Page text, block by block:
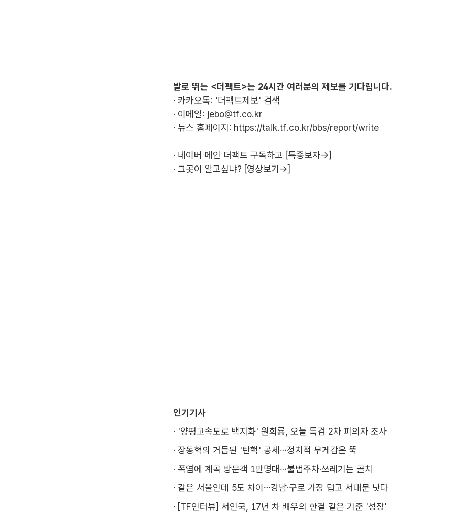
발로 뛰는 <더팩트>는 24시간 여러분의 제보를 기다립니다.
· 카카오톡: '더팩트제보' 검색
· 이메일: jebo@tf.co.kr
· 뉴스 홈페이지: https://talk.tf.co.kr/bbs/report/write
· 네이버 메인 더팩트 구독하고 [특종보자→]
· 그곳이 알고싶냐? [영상보기→]
인기기사
· '양평고속도로 백지화' 원희룡, 오늘 특검 2차 피의자 조사
· 장동혁의 거듭된 '탄핵' 공세…정치적 무게감은 뚝
· 폭염에 계곡 방문객 1만명대…불법주차·쓰레기는 골치
· 같은 서울인데 5도 차이…강남·구로 가장 덥고 서대문 낫다
· [TF인터뷰] 서인국, 17년 차 배우의 한결 같은 기준 '성장'